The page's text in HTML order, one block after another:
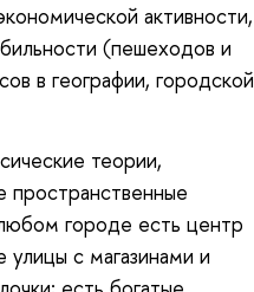
активности,
(пешеходов и
в географии, городской
теории,
пространственные
городе есть центр
с магазинами и